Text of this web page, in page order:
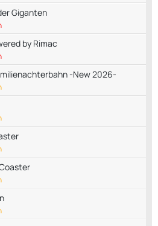
Giganten
by Rimac
-New 2026-